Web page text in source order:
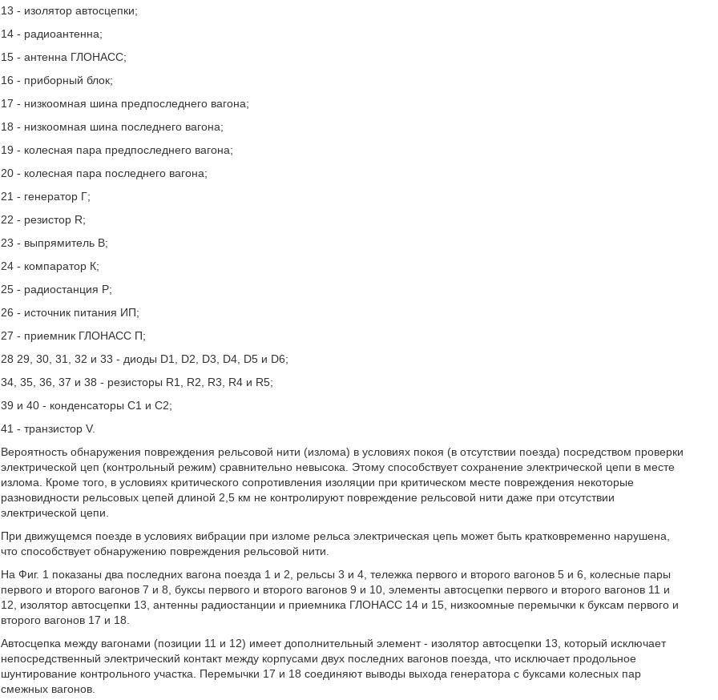
13 - изолятор автосцепки;
14 - радиоантенна;
15 - антенна ГЛОНАСС;
16 - приборный блок;
17 - низкоомная шина предпоследнего вагона;
18 - низкоомная шина последнего вагона;
19 - колесная пара предпоследнего вагона;
20 - колесная пара последнего вагона;
21 - генератор Г;
22 - резистор R;
23 - выпрямитель В;
24 - компаратор К;
25 - радиостанция Р;
26 - источник питания ИП;
27 - приемник ГЛОНАСС П;
28 29, 30, 31, 32 и 33 - диоды D1, D2, D3, D4, D5 и D6;
34, 35, 36, 37 и 38 - резисторы R1, R2, R3, R4 и R5;
39 и 40 - конденсаторы С1 и С2;
41 - транзистор V.
Вероятность обнаружения повреждения рельсовой нити (излома) в условиях покоя (в отсутствии поезда) посредством проверки
электрической цеп (контрольный режим) сравнительно невысока. Этому способствует сохранение электрической цепи в месте
излома. Кроме того, в условиях критического сопротивления изоляции при критическом месте повреждения некоторые
разновидности рельсовых цепей длиной 2,5 км не контролируют повреждение рельсовой нити даже при отсутствии
электрической цепи.
При движущемся поезде в условиях вибрации при изломе рельса электрическая цепь может быть кратковременно нарушена,
что способствует обнаружению повреждения рельсовой нити.
На Фиг. 1 показаны два последних вагона поезда 1 и 2, рельсы 3 и 4, тележка первого и второго вагонов 5 и 6, колесные пары
первого и второго вагонов 7 и 8, буксы первого и второго вагонов 9 и 10, элементы автосцепки первого и второго вагонов 11 и
12, изолятор автосцепки 13, антенны радиостанции и приемника ГЛОНАСС 14 и 15, низкоомные перемычки к буксам первого и
второго вагонов 17 и 18.
Автосцепка между вагонами (позиции 11 и 12) имеет дополнительный элемент - изолятор автосцепки 13, который исключает
непосредственный электрический контакт между корпусами двух последних вагонов поезда, что исключает продольное
шунтирование контрольного участка. Перемычки 17 и 18 соединяют выводы выхода генератора с буксами колесных пар
смежных вагонов.